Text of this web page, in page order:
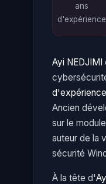
ans
d'expérience
Ayi NEDJIMI
d'expérience
Ancien
sur le
auteur de la
sécurité
À la tête d'